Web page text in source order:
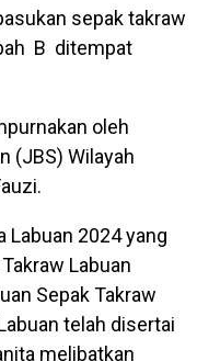
sepak takraw
B ditempat
oleh
(JBS) Wilayah
Labuan 2024 yang
Labuan
Sepak Takraw
telah disertai
melibatkan